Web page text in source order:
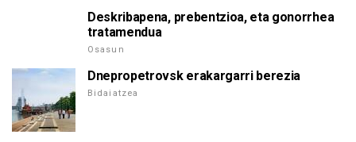
Deskribapena, prebentzioa, eta gonorrhea
tratamendua
Osasun
Dnepropetrovsk erakargarri berezia
Bidaiatzea